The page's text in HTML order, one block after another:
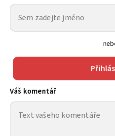
Váš komentář